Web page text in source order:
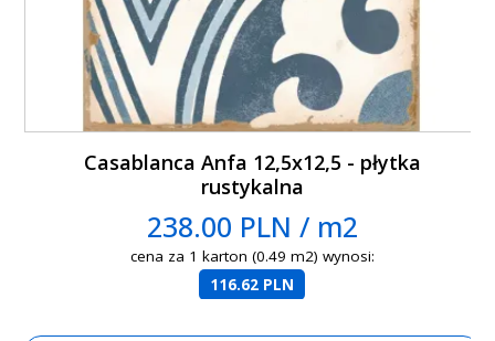
Casablanca Anfa 12,5x12,5 - płytka
rustykalna
238.00 PLN / m2
cena za 1 karton (0.49 m2) wynosi:
116.62 PLN